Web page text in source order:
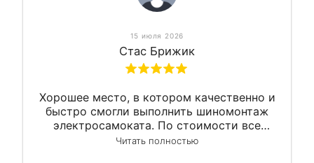
15 июля 2026
Стас Брижик
Хорошее место, в котором качественно и
быстро смогли выполнить шиномонтаж
электросамоката. По стоимости все
вышло вообще приемлемо хочу сказать.
Читать полностью